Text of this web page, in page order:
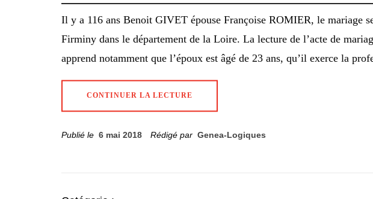
Il y a 116 ans Benoit GIVET épouse Françoise ROMIER, le mariage
Firminy dans le département de la Loire. La lecture de l’acte de
apprend notamment que l’époux est âgé de 23 ans, qu’il exerce la
CONTINUER LA LECTURE
Publié le 6 mai 2018 Rédigé par Genea-Logiques